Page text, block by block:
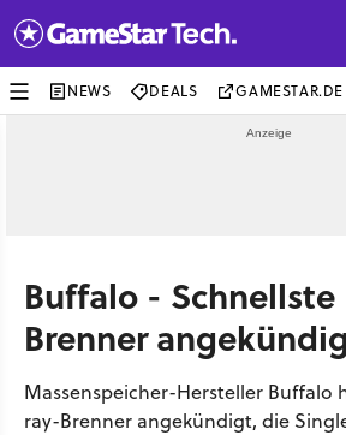
NEWS DEALS GAMESTAR.DE
Buffalo -
Brenner
Massenspeicher-Hersteller Buffalo
ray-Brenner angekündigt, die